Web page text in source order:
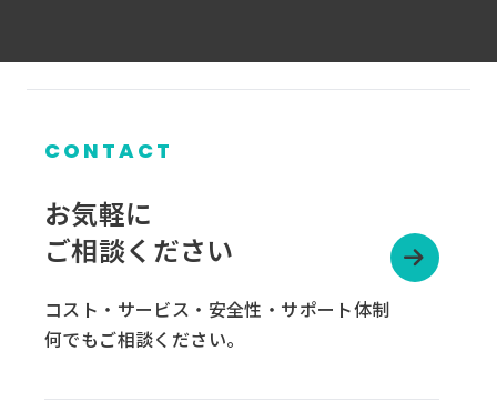
CONTACT
お気軽に
ご相談ください
コスト・サービス・安全性・サポート体制
何でもご相談ください。